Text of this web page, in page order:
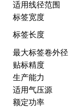
适用线径范围
标签宽度
标签长度
最大标签卷外径
贴标精度
生产能力
适用气压源
额定功率